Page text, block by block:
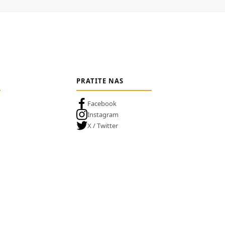
PRATITE NAS
Facebook
Instagram
X / Twitter